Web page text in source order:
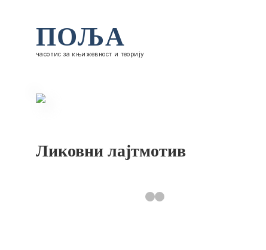
ПОЉА
часопис за књижевност и теорију
Ликовни лајтмотив